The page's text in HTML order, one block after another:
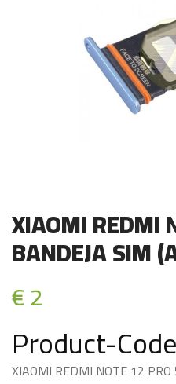
XIAOMI REDMI
BANDEJA SIM
€ 2
Product-
XIAOMI REDMI NOTE 12